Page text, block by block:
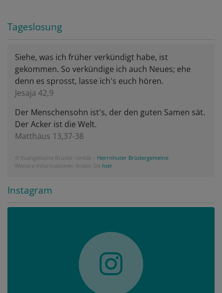
Tageslosung
Siehe, was ich früher verkündigt habe, ist
gekommen. So verkündige ich auch Neues; ehe
denn es sprosst, lasse ich's euch hören.
Jesaja 42,9
Der Menschensohn ist's, der den guten Samen sät.
Der Acker ist die Welt.
Matthäus 13,37-38
© Evangelische Brüder-Unität – Herrnhuter Brüdergemeine
Weitere Informationen finden Sie hier .
Instagram